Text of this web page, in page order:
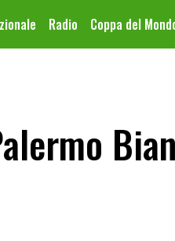
Radio Coppa del